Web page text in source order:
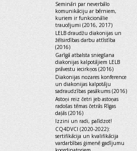
Semināri par neverbālo
komunikāciju ar bērniem,
kuriem ir funkcionālie
traucējumi (2016, 2017)
LELB draudžu diakonijas un
žēlsirdības darbu attīstība
(2016)
Garīgā atbalsta sniegšana
diakonijas kalpotājiem LELB
prāvestu iecirkņos (2016)
Diakonijas nozares konference
un diakonijas kalpotāju
sadraudzības pasākums (2016)
Astoņi reiz četri jeb astoņas
radošas tēmas četrās Rīgas
daļās (2016)
Izzini un radi, palīdzot!
CQ4DVCI (2020-2022):
sertifikācija un kvalifikācija
vardarbības ģimenē gadījumu